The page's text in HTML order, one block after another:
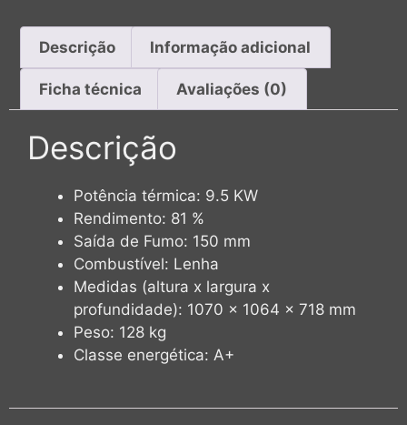
Descrição Informação adicional
Ficha técnica Avaliações (0)
Descrição
Potência térmica: 9.5 KW
Rendimento: 81 %
Saída de Fumo: 150 mm
Combustível: Lenha
Medidas (altura x largura x
profundidade): 1070 x 1064 x 718 mm
Peso: 128 kg
Classe energética: A+